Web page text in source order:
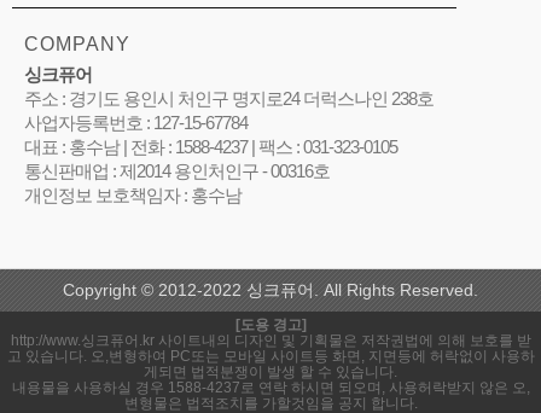
COMPANY
싱크퓨어
주소 : 경기도 용인시 처인구 명지로24 더럭스나인 238호
사업자등록번호 : 127-15-67784
대표 : 홍수남 | 전화 : 1588-4237 | 팩스 : 031-323-0105
통신판매업 : 제2014 용인처인구 - 00316호
개인정보 보호책임자 : 홍수남
Copyright © 2012-2022 싱크퓨어. All Rights Reserved.
[도용 경고]
http://www.싱크퓨어.kr 사이트내의 디자인 및 기획물은 저작권법에 의해 보호를 받
고 있습니다. 오,변형하여 PC또는 모바일 사이트등 화면, 지면등에 허락없이 사용하
게되면 법적분쟁이 발생 할 수 있습니다.
내용물을 사용하실 경우 1588-4237로 연락 하시면 되오며, 사용허락받지 않은 오,
변형물은 법적조치를 가할것임을 공지 합니다.